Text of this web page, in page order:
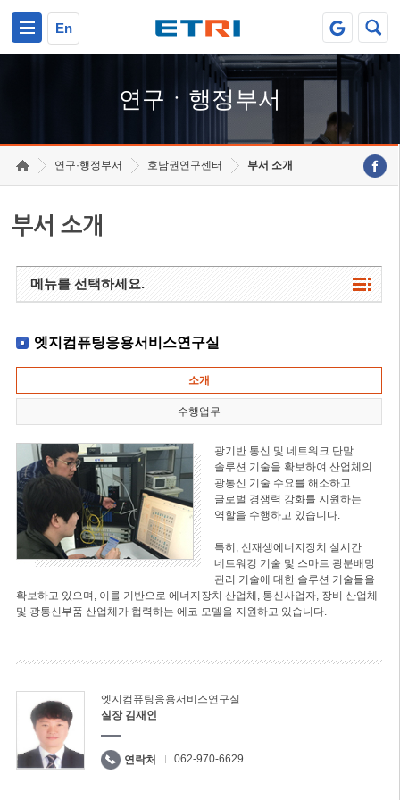
En
연구ㆍ행정부서
연구·행정부서 호남권연구센터 부서 소개
부서 소개
메뉴를 선택하세요.
엣지컴퓨팅응용서비스연구실
소개
수행업무
광기반 통신 및 네트워크 단말
솔루션 기술을 확보하여 산업체의
광통신 기술 수요를 해소하고
글로벌 경쟁력 강화를 지원하는
역할을 수행하고 있습니다.
특히, 신재생에너지장치 실시간
네트워킹 기술 및 스마트 광분배망
관리 기술에 대한 솔루션 기술들을
확보하고 있으며, 이를 기반으로 에너지장치 산업체, 통신사업자, 장비 산업체
및 광통신부품 산업체가 협력하는 에코 모델을 지원하고 있습니다.
엣지컴퓨팅응용서비스연구실
실장 김재인
연락처 062-970-6629